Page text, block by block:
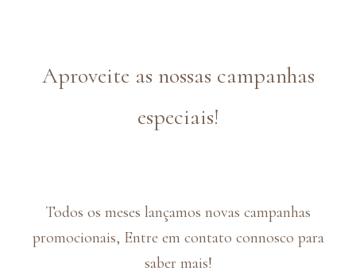
Aproveite as nossas campanhas
especiais!
Todos os meses lançamos novas campanhas
promocionais, Entre em contato connosco para
saber mais!